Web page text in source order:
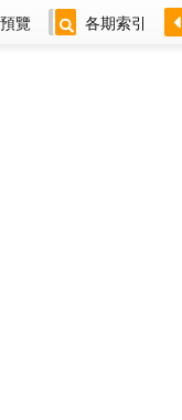
覽 各期索引